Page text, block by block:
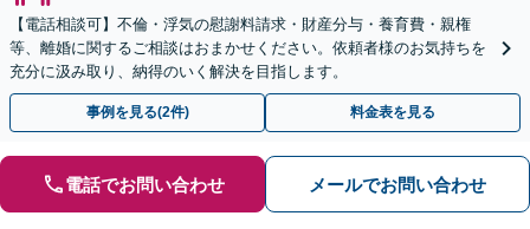
【電話相談可】不倫・浮気の慰謝料請求・財産分与・養育費・親権
等、離婚に関するご相談はおまかせください。依頼者様のお気持ちを
充分に汲み取り、納得のいく解決を目指します。
事例を見る(2件) 料金表を見る
電話でお問い合わせ メールでお問い合わせ